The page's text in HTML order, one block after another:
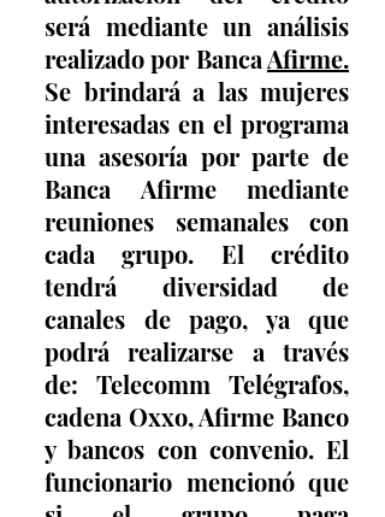
será mediante un análisis
realizado por Banca Afirme.
Se brindará a las mujeres
interesadas en el programa
una asesoría por parte de
Banca Afirme mediante
reuniones semanales con
cada grupo. El crédito
tendrá diversidad de
canales de pago, ya que
podrá realizarse a través
de: Telecomm Telégrafos,
cadena Oxxo, Afirme Banco
y bancos con convenio. El
funcionario mencionó que